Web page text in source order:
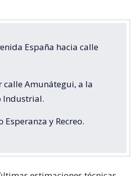
España hacia calle
calle Amunátegui, a la
Industrial.
Esperanza y Recreo.